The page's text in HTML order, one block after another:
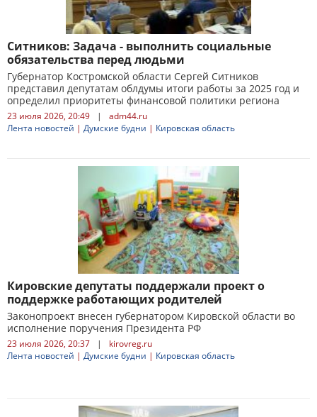
Ситников: Задача - выполнить социальные
обязательства перед людьми
Губернатор Костромской области Сергей Ситников
представил депутатам облдумы итоги работы за 2025 год и
определил приоритеты финансовой политики региона
23 июля 2026, 20:49 |
adm44.ru
Лента новостей | Думские будни | Кировская область
Кировские депутаты поддержали проект о
поддержке работающих родителей
Законопроект внесен губернатором Кировской области во
исполнение поручения Президента РФ
23 июля 2026, 20:37 |
kirovreg.ru
Лента новостей | Думские будни | Кировская область